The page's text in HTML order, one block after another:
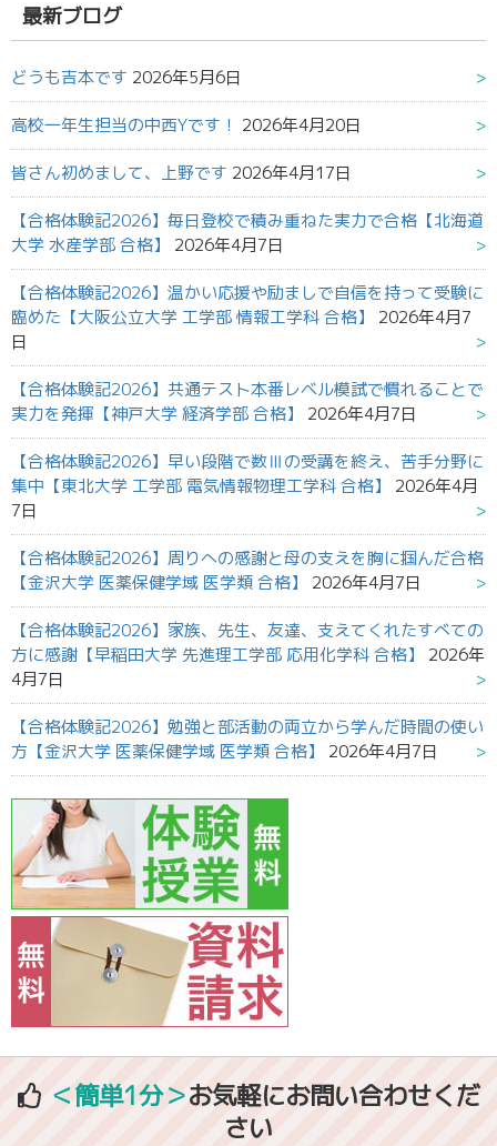
果:
最新ブログ
どうも吉本です 2026年5月6日
高校一年生担当の中西Yです！ 2026年4月20日
皆さん初めまして、上野です 2026年4月17日
【合格体験記2026】毎日登校で積み重ねた実力で合格【北海道
大学 水産学部 合格】
2026年4月7日
【合格体験記2026】温かい応援や励ましで自信を持って受験に
臨めた【大阪公立大学 工学部 情報工学科 合格】
2026年4月7
日
【合格体験記2026】共通テスト本番レベル模試で慣れることで
実力を発揮【神戸大学 経済学部 合格】
2026年4月7日
【合格体験記2026】早い段階で数Ⅲの受講を終え、苦手分野に
集中【東北大学 工学部 電気情報物理工学科 合格】
2026年4月
7日
【合格体験記2026】周りへの感謝と母の支えを胸に掴んだ合格
【金沢大学 医薬保健学域 医学類 合格】
2026年4月7日
【合格体験記2026】家族、先生、友達、支えてくれたすべての
方に感謝【早稲田大学 先進理工学部 応用化学科 合格】
2026年
4月7日
【合格体験記2026】勉強と部活動の両立から学んだ時間の使い
方【金沢大学 医薬保健学域 医学類 合格】
2026年4月7日
＜簡単1分＞お気軽にお問い合わせくだ
さい